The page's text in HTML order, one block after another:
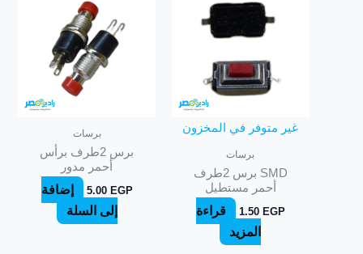
غير متوفر في المخزون
برسات
SMD برس 2طرف
أحمر مستطيل
1.50 EGP
قراءة
المزيد
برسات
برس 2طرف برأس
أحمر مدور
5.00 EGP
إضافة
إلى السلة